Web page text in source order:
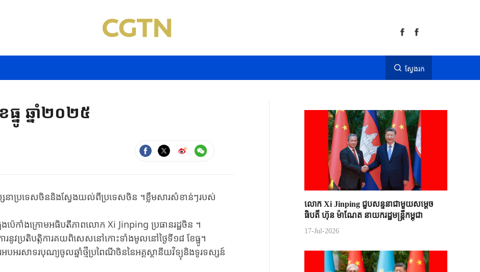
ស្វែងរក
ធ្នូ ឆ្នាំ២០២៥
នាប្រទេសចិននិងស្វែងយល់ពីប្រទេសចិន ។ខ្លឹមសារសំខាន់ៗរបស់
ងប៉េកាំងក្រោមអធិបតីភាពលោក Xi Jinping ប្រធានរដ្ឋចិន ។
វប្រតិបត្តិការគយពិសេសនៅកោះទាំងមូលនៅថ្ងៃទី១៨ ខែធ្នូ។
អរសាទរបុណ្យចូលឆ្នាំថ្មីប្រពៃណីចិននៃអគ្គស្ថានីយវិទ្យុនិងទូរទស្សន៍
លោក Xi Jinping ជួបសន្ទនាជាមួយសម្តេច
ធិបតី ហ៊ុន ម៉ាណែត នាយករដ្ឋមន្ត្រីកម្ពុជា
17-Jul-2026